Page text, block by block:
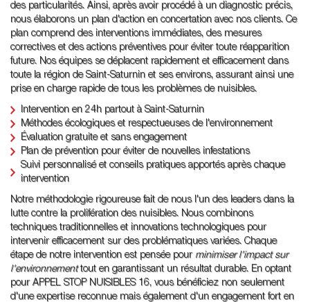
des particularités. Ainsi, après avoir procédé à un diagnostic précis,
nous élaborons un plan d'action en concertation avec nos clients. Ce
plan comprend des interventions immédiates, des mesures
correctives et des actions préventives pour éviter toute réapparition
future. Nos équipes se déplacent rapidement et efficacement dans
toute la région de Saint-Saturnin et ses environs, assurant ainsi une
prise en charge rapide de tous les problèmes de nuisibles.
Intervention en 24h partout à Saint-Saturnin
Méthodes écologiques et respectueuses de l'environnement
Évaluation gratuite et sans engagement
Plan de prévention pour éviter de nouvelles infestations
Suivi personnalisé et conseils pratiques apportés après chaque
intervention
Notre méthodologie rigoureuse fait de nous l'un des leaders dans la
lutte contre la prolifération des nuisibles. Nous combinons
techniques traditionnelles et innovations technologiques pour
intervenir efficacement sur des problématiques variées. Chaque
étape de notre intervention est pensée pour minimiser l'impact sur
l'environnementtout en garantissant un résultat durable. En optant
pour APPEL STOP NUISIBLES 16, vous bénéficiez non seulement
d'une expertise reconnue mais également d'un engagement fort en